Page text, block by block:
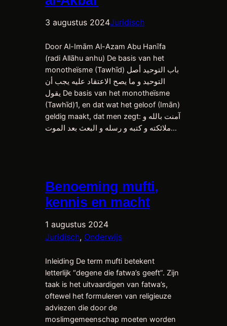
3 augustus 2024Juridisch
Door Al-Imām Al-Azam Abu Hanīfa
(radi Allāhu anhu) De basis van het
monotheïsme (Tawhīd) باب التوحيد أصل
التوحيد و ما يصح الاعتقاد عليه يجب أن
يقول De basis van het monotheïsme
(Tawhīd)1, en dat wat het geloof (Imān)
geldig maakt, dat men zegt: آمنت بالله و
ملائكته و كتبه و رسله و البعث بعد الموت…
Benoeming mufti,
kennis en macht
1 augustus 2024
Juridisch, Onderwijs
Inleiding De term mufti betekent
letterlijk “degene die fatwa’s geeft”. Zijn
taak is het uitvaardigen van fatwa’s,
oftewel het formuleren van religieuze
adviezen die door de
moslimgemeenschap moeten worden